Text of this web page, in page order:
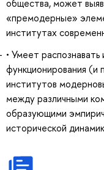
общества, может
«премодерные»
институтах
• Умеет распознавать
функционирования (и
институтов
между различными
образующими
исторической